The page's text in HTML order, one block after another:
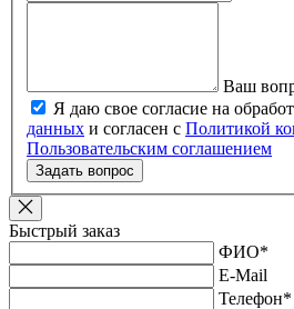
Ваш
Я даю свое согласие на
данных и согласен с Политикой
Пользовательским соглашением
Задать вопрос
Быстрый заказ
ФИО*
E-Mail
Телефон*